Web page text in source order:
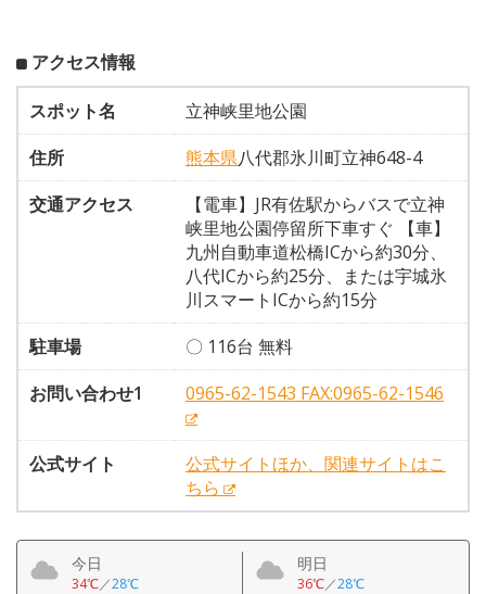
アクセス情報
スポット名
立神峡里地公園
住所
熊本県八代郡氷川町立神648-4
交通アクセス
【電車】JR有佐駅からバスで立神
峡里地公園停留所下車すぐ 【車】
九州自動車道松橋ICから約30分、
八代ICから約25分、または宇城氷
川スマートICから約15分
駐車場
〇 116台 無料
お問い合わせ1
0965-62-1543 FAX:0965-62-1546
公式サイト
公式サイトほか、関連サイトはこ
ちら
今日
34℃／28℃
明日
36℃／28℃